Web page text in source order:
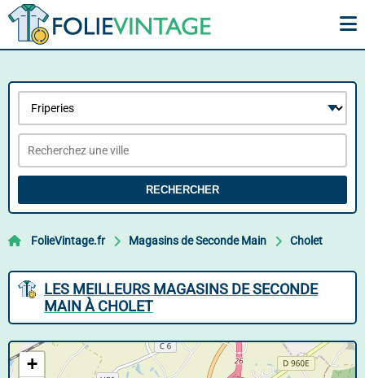
RECHERCHER
FolieVintage.fr Magasins de Seconde Main Cholet
LES MEILLEURS MAGASINS DE SECONDE
MAIN À CHOLET
+